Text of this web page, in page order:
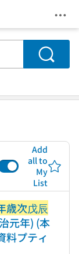
Search
Add
all to
My
List
歳次戊辰
元年) (本
料プティ